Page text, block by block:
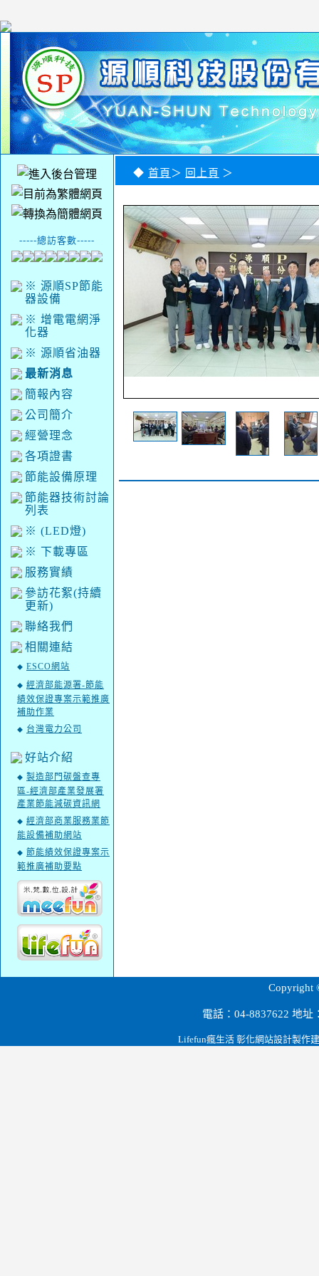
-----總訪客數-----
※ 源順SP節能
器設備
※ 增電電網淨
化器
※ 源順省油器
最新消息
簡報內容
公司簡介
經營理念
各項證書
節能設備原理
節能器技術討論
列表
※ (LED燈)
※ 下載專區
服務實績
參訪花絮(持續
更新)
聯絡我們
相關連結
◆ ESCO網站
◆ 經濟部能源署-節能
績效保證專案示範推廣
補助作業
◆ 台灣電力公司
好站介紹
◆ 製造部門碳盤查專
區-經濟部產業發展署
產業節能減碳資訊網
◆ 經濟部商業服務業節
能設備補助網站
◆ 節能績效保證專案示
範推廣補助要點
◆ 首頁 ＞ 回上頁 ＞
Copyright
電話：04-8837622 地
Lifefun瘋生活 彰化網站設計製作